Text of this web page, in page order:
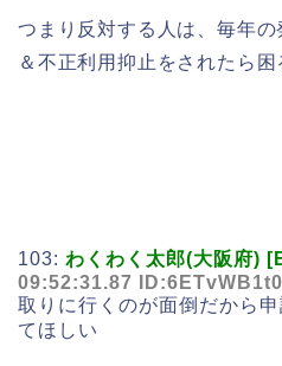
つまり反対する人は、毎年
＆不正利用抑止をされたら困
103: わくわく太郎(大阪府)
09:52:31.87 ID:6ETvWB1t0
取りに行くのが面倒だから
てほしい